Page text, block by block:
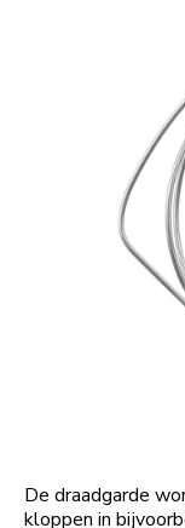
De draadgarde
kloppen in